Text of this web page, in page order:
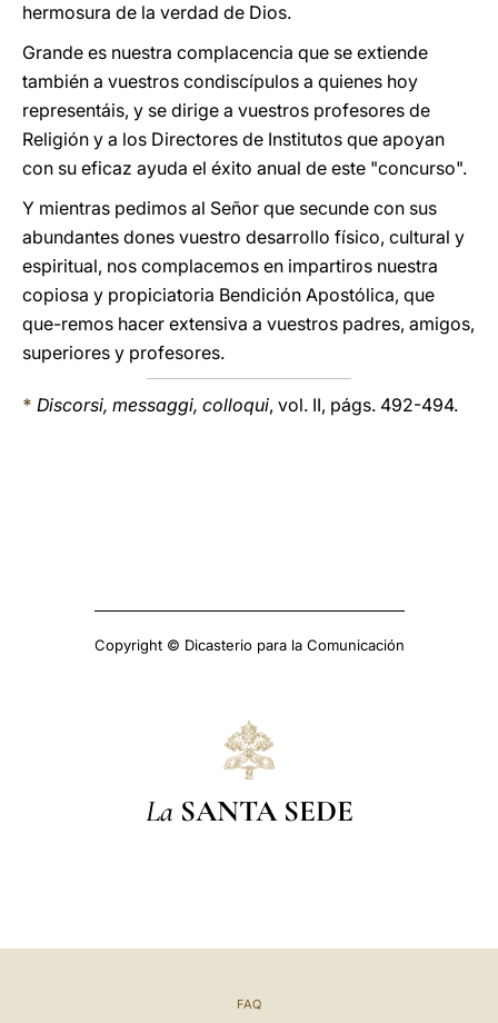
hermosura de la verdad de Dios.
Grande es nuestra complacencia que se extiende
también a vuestros condiscípulos a quienes hoy
representáis, y se dirige a vuestros profesores de
Religión y a los Directores de Institutos que apoyan
con su eficaz ayuda el éxito anual de este "concurso".
Y mientras pedimos al Señor que secunde con sus
abundantes dones vuestro desarrollo físico, cultural y
espiritual, nos complacemos en impartiros nuestra
copiosa y propiciatoria Bendición Apostólica, que
que-remos hacer extensiva a vuestros padres, amigos,
superiores y profesores.
* Discorsi, messaggi, colloqui, vol. II, págs. 492-494.
Copyright © Dicasterio para la Comunicación
La SANTA SEDE
FAQ